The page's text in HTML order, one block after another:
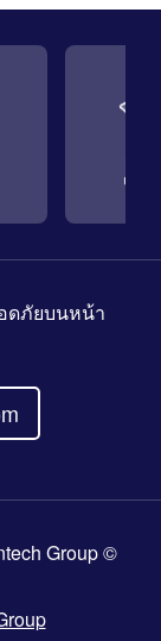
ภัยบนหน้า
Group ©